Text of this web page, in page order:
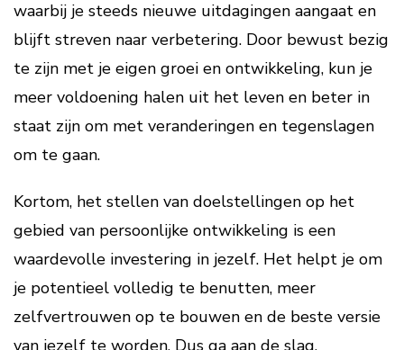
waarbij je steeds nieuwe uitdagingen aangaat en
blijft streven naar verbetering. Door bewust bezig
te zijn met je eigen groei en ontwikkeling, kun je
meer voldoening halen uit het leven en beter in
staat zijn om met veranderingen en tegenslagen
om te gaan.
Kortom, het stellen van doelstellingen op het
gebied van persoonlijke ontwikkeling is een
waardevolle investering in jezelf. Het helpt je om
je potentieel volledig te benutten, meer
zelfvertrouwen op te bouwen en de beste versie
van jezelf te worden. Dus ga aan de slag,